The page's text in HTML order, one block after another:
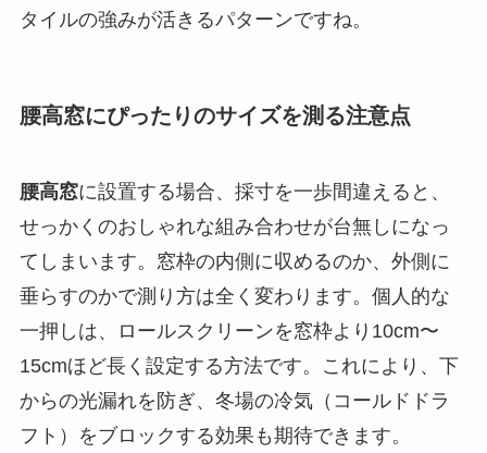
タイルの強みが活きるパターンですね。
腰高窓にぴったりのサイズを測る注意点
腰高窓に設置する場合、採寸を一歩間違えると、
せっかくのおしゃれな組み合わせが台無しになっ
てしまいます。窓枠の内側に収めるのか、外側に
垂らすのかで測り方は全く変わります。個人的な
一押しは、ロールスクリーンを窓枠より10cm〜
15cmほど長く設定する方法です。これにより、下
からの光漏れを防ぎ、冬場の冷気（コールドドラ
フト）をブロックする効果も期待できます。